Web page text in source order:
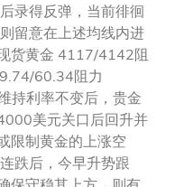
录得反弹，当前徘徊
留意在上述均线内进
货黄金 4117/4142阻
60.34阻力
持利率不变后，贵金
美元关口后回升并
限制黄金的上涨空
跌后，今早升势跟